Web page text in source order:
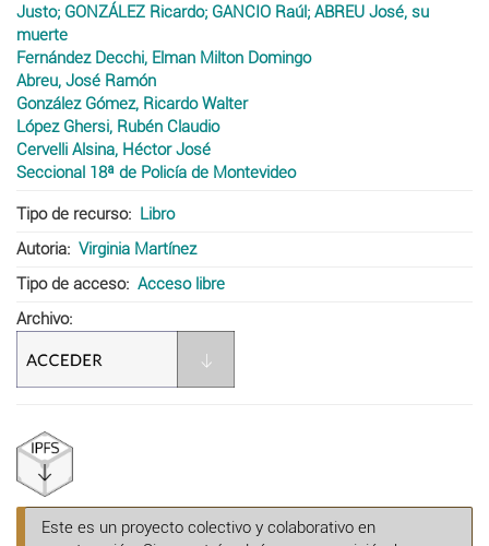
Justo; GONZÁLEZ Ricardo; GANCIO Raúl; ABREU José, su
muerte
Fernández Decchi, Elman Milton Domingo
Abreu, José Ramón
González Gómez, Ricardo Walter
López Ghersi, Rubén Claudio
Cervelli Alsina, Héctor José
Seccional 18ª de Policía de Montevideo
Tipo de recurso
Libro
Autoria
Virginia Martínez
Tipo de acceso
Acceso libre
Archivo
Este es un proyecto colectivo y colaborativo en